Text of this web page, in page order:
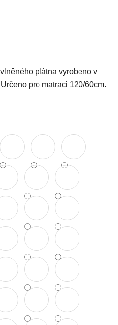
plátna vyrobeno v
pro matraci 120/60cm.